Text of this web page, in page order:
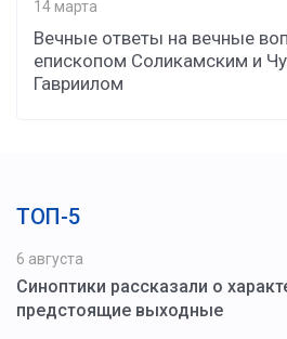
14 марта
Вечные ответы на вечные
епископом Соликамским и
Гавриилом
ТОП-5
6 августа
Синоптики рассказали о
предстоящие выходные